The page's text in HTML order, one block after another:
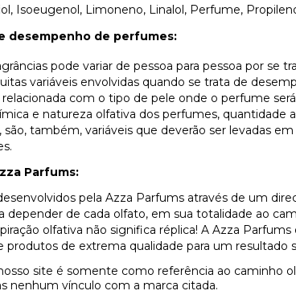
Isoeugenol, Limoneno, Linalol, Perfume,
desempenho de perfumes:
pode variar de pessoa para pessoa por se
variáveis envolvidas quando se trata de
com o tipo de pele onde o perfume
e natureza olfativa dos perfumes, quantidade
são, também, variáveis que deverão ser levadas
Parfums:
pela Azza Parfums através de um
depender de cada olfato, em sua totalidade ao
olfativa não significa réplica! A Azza
produtos de extrema qualidade para um resultado
site é somente como referência ao caminho
nenhum vínculo com a marca citada.